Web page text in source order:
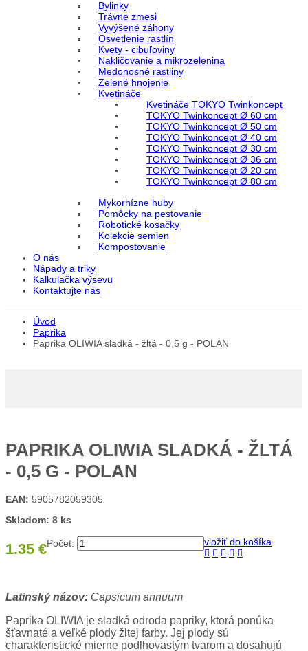
Bylinky
Trávne zmesi
Vyvýšené záhony
Osvetlenie rastlín
Kvety - cibuľoviny
Nakličovanie a mikrozelenina
Medonosné rastliny
Zelené hnojenie
Kvetináče
Kvetináče TOKYO Twinkoncept
TOKYO Twinkoncept Ø 60 cm
TOKYO Twinkoncept Ø 50 cm
TOKYO Twinkoncept Ø 40 cm
TOKYO Twinkoncept Ø 30 cm
TOKYO Twinkoncept Ø 36 cm
TOKYO Twinkoncept Ø 20 cm
TOKYO Twinkoncept Ø 80 cm
Mykorhízne huby
Pomôcky na pestovanie
Robotické kosačky
Kolekcie semien
Kompostovanie
O nás
Nápady a triky
Kalkulačka výsevu
Kontaktujte nás
Úvod
Paprika
Paprika OLIWIA sladká - žltá - 0,5 g - POLAN
PAPRIKA OLIWIA SLADKÁ - ŽLTÁ
- 0,5 G - POLAN
EAN: 5905782059305
Skladom: 8 ks
1.35 €Počet: vložiť do košíka
Latinský názov: Capsicum annuum
Paprika OLIWIA je sladká odroda papriky, ktorá ponúka
šťavnaté a veľké plody žltej farby. Jej plody sú
charakteristické mierne podlhovastým tvarom a dosahujú